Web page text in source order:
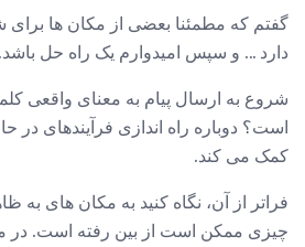
گفتم که مطمئنا بعضی از مکان ها
دارد ... و سپس امیدوارم یک راه حل باشد.
شروع به ارسال پیام به معنای واقعی
است؟ دوباره راه اندازی فرآیندهای در
کمک می کند.
فراتر از آن، نگاه کنید به مکان های به
چیزی ممکن است از بین رفته است. در